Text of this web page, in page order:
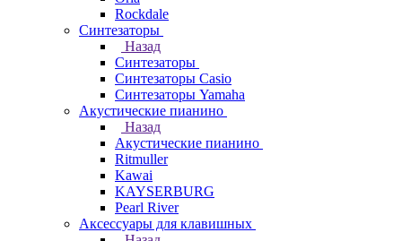
Rockdale
Синтезаторы
Назад
Синтезаторы
Синтезаторы Casio
Синтезаторы Yamaha
Акустические пианино
Назад
Акустические пианино
Ritmuller
Kawai
KAYSERBURG
Pearl River
Аксессуары для клавишных